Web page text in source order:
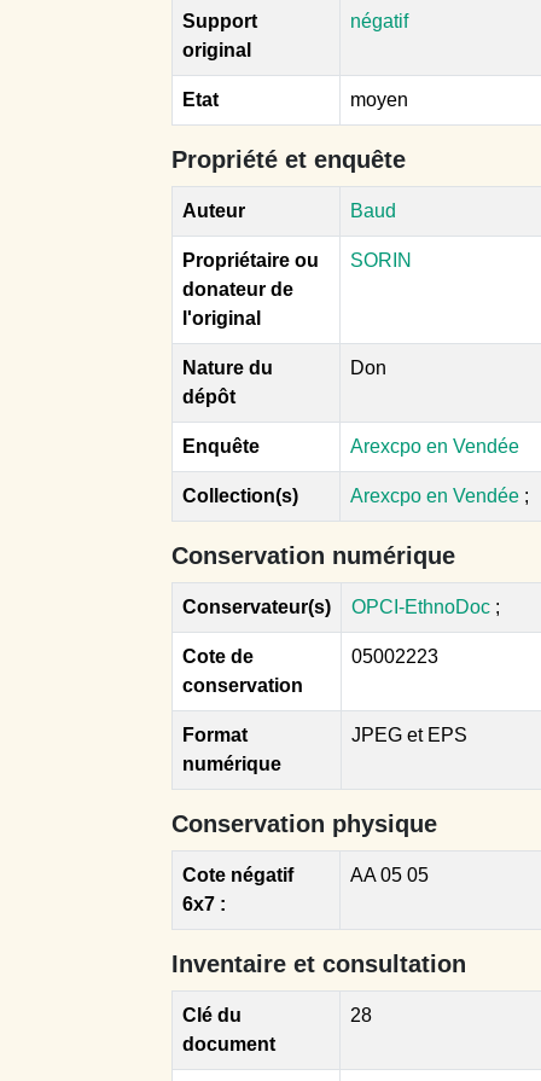
Support
original
négatif
Etat moyen
Propriété et enquête
Auteur Baud
Propriétaire ou
donateur de
l'original
SORIN
Nature du
dépôt
Don
Enquête Arexcpo en Vendée
Collection(s) Arexcpo en Vendée ;
Conservation numérique
Conservateur(s) OPCI-EthnoDoc ;
Cote de
conservation
05002223
Format
numérique
JPEG et EPS
Conservation physique
Cote négatif
6x7 :
AA 05 05
Inventaire et consultation
Clé du
document
28